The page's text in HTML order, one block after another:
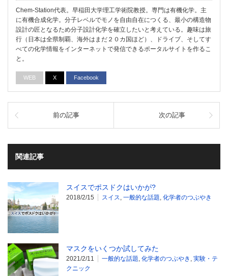
Chem-Station代表。早稲田大学理工学術院教授。専門は有機化学。主
に有機合成化学。分子レベルでモノを自由自在につくる、最小の構造物
設計の匠となるため分子設計化学を確立したいと考えている。趣味は旅
行（日本は全県制覇、海外はまだ２０カ国ほど）、ドライブ、そしてす
べての化学情報をインターネットで発信できるポータルサイトを作るこ
と。
WEB X Facebook
前の記事 次の記事
関連記事
スイスでポスドクはいかが?
2018/2/15 スイス 一般的な話題 化学者のつぶやき
マスクをいくつか試してみた
2021/2/11 一般的な話題 化学者のつぶやき 実験・テ
クニック